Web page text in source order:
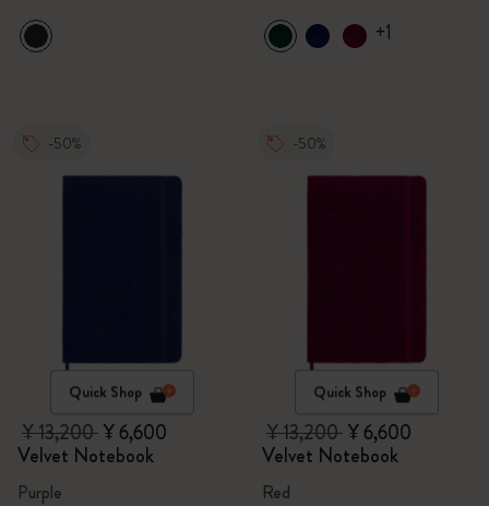
+1
-50%
Quick Shop
¥ 13,200¥ 6,600
Velvet Notebook
Purple
-50%
Quick Shop
¥ 13,200¥ 6,600
Velvet Notebook
Red